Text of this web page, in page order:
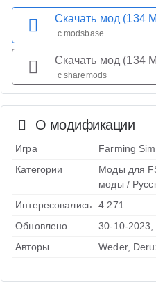
О модификации
Игра
Farming
Категории
Моды для
моды /
Интересовались
4 271
Обновлено
30-10-2023,
Авторы
Weder,
Скачать мод (134
с modsbase
Скачать мод (134
с sharemods